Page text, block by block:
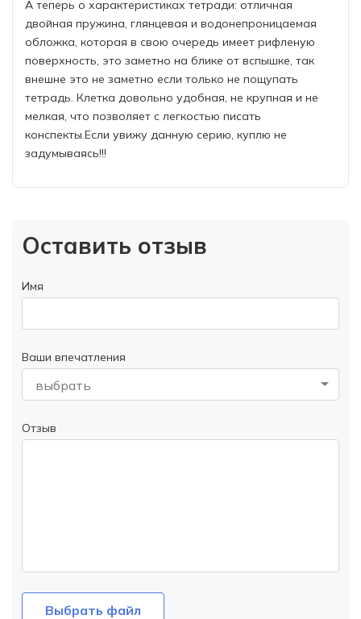
А теперь о характеристиках тетради: отличная
двойная пружина, глянцевая и водонепроницаемая
обложка, которая в свою очередь имеет рифленую
поверхность, это заметно на блике от вспышке, так
внешне это не заметно если только не пощупать
тетрадь. Клетка довольно удобная, не крупная и не
мелкая, что позволяет с легкостью писать
конспекты.Если увижу данную серию, куплю не
задумываясь!!!
Оставить отзыв
Имя
Ваши впечатления
выбрать
Отзыв
Выбрать файл